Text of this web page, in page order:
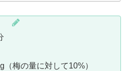
量に対して10%）